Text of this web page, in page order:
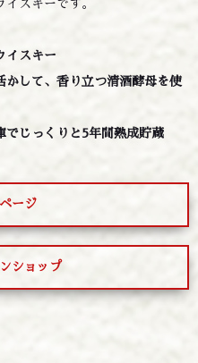
スキーです。
イスキー
して、香り立つ清酒酵母を使
じっくりと5年間熟成貯蔵
ージ
ショップ